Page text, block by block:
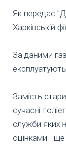
Як передає
Харківській
За даними
Замість
сучасні
служби яких
оцінками -